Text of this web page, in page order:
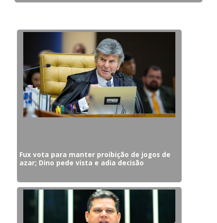
Fux vota para manter proibição de jogos de
azar; Dino pede vista e adia decisão